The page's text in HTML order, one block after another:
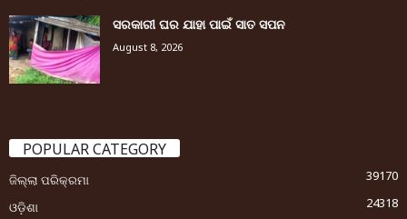
ସରକାରୀ ଘର ଯାହା ପାଇଁ ସାତ ସପନ
August 8, 2026
POPULAR CATEGORY
ଜିଲ୍ଲା ପରିକ୍ରମା
39170
ଓଡ଼ିଶା
24318